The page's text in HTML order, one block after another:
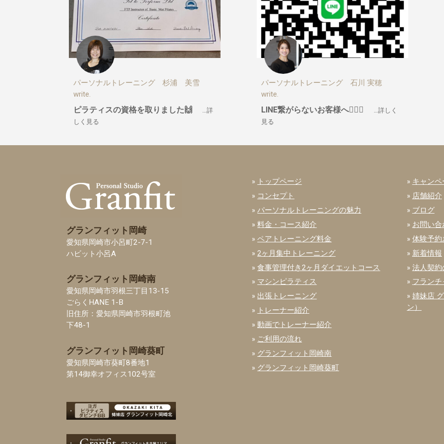
パーソナルトレーニング 杉浦 美雪
write.
ピラティスの資格を取りました🙌
…詳
しく見る
パーソナルトレーニング 石川 実穂
write.
LINE繋がらないお客様へ🙇🏼‍♀️
…詳しく
見る
» トップページ
» コンセプト
»パーソナルトレーニングの魅力
»料金・コース紹介
»ペアトレーニング料金
»2ヶ月集中トレーニング
»食事管理付き2ヶ月ダイエットコース
» マシンピラティス
» 出張トレーニング
» トレーナー紹介
»動画でトレーナー紹介
» ご利用の流れ
» グランフィット岡崎南
» グランフィット岡崎葵町
» キャン
» 店舗紹介
» ブログ
» お問い合
» 体験予約
» 新着情報
» 法人契約
» フラン
» 姉妹店
ン）
グランフィット岡崎
愛知県岡崎市小呂町2-7-1
ハビット小呂A
グランフィット岡崎南
愛知県岡崎市羽根三丁目13-15
ごらくHANE 1-B
旧住所：愛知県岡崎市羽根町池
下48-1
グランフィット岡崎葵町
愛知県岡崎市葵町8番地1
第14御幸オフィス102号室